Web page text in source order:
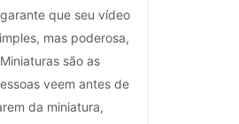
que seu vídeo
mas poderosa,
são as
veem antes de
da miniatura,